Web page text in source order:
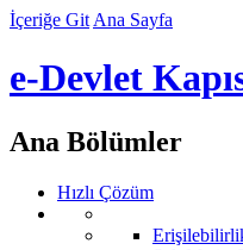
İçeriğe Git Ana Sayfa
e-Devlet
Ana Bölümler
Hızlı Çözüm